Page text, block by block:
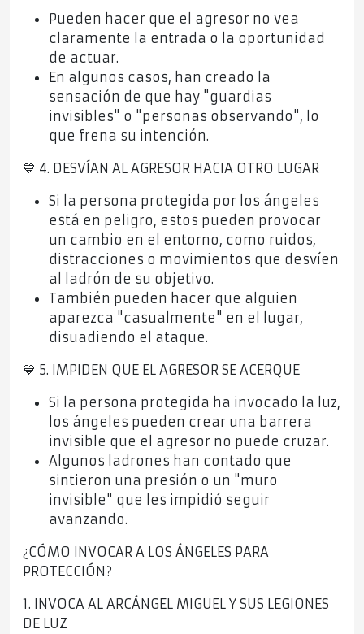
Pueden hacer que el agresor no vea
claramente la entrada o la oportunidad
de actuar.
En algunos casos, han creado la
sensación de que hay "guardias
invisibles" o "personas observando", lo
que frena su intención.
💙 4. DESVÍAN AL AGRESOR HACIA OTRO LUGAR
Si la persona protegida por los ángeles
está en peligro, estos pueden provocar
un cambio en el entorno, como ruidos,
distracciones o movimientos que desvíen
al ladrón de su objetivo.
También pueden hacer que alguien
aparezca "casualmente" en el lugar,
disuadiendo el ataque.
💙 5. IMPIDEN QUE EL AGRESOR SE ACERQUE
Si la persona protegida ha invocado la luz,
los ángeles pueden crear una barrera
invisible que el agresor no puede cruzar.
Algunos ladrones han contado que
sintieron una presión o un "muro
invisible" que les impidió seguir
avanzando.
¿CÓMO INVOCAR A LOS ÁNGELES PARA
PROTECCIÓN?
1. INVOCA AL ARCÁNGEL MIGUEL Y SUS LEGIONES
DE LUZ